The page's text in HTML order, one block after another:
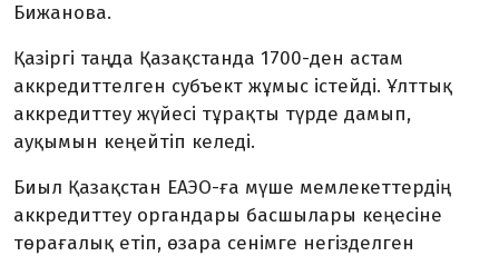
Бижанова.
Қазіргі таңда Қазақстанда 1700-ден астам
аккредиттелген субъект жұмыс істейді. Ұлттық
аккредиттеу жүйесі тұрақты түрде дамып,
ауқымын кеңейтіп келеді.
Биыл Қазақстан ЕАЭО-ға мүше мемлекеттердің
аккредиттеу органдары басшылары кеңесіне
төрағалық етіп, өзара сенімге негізделген